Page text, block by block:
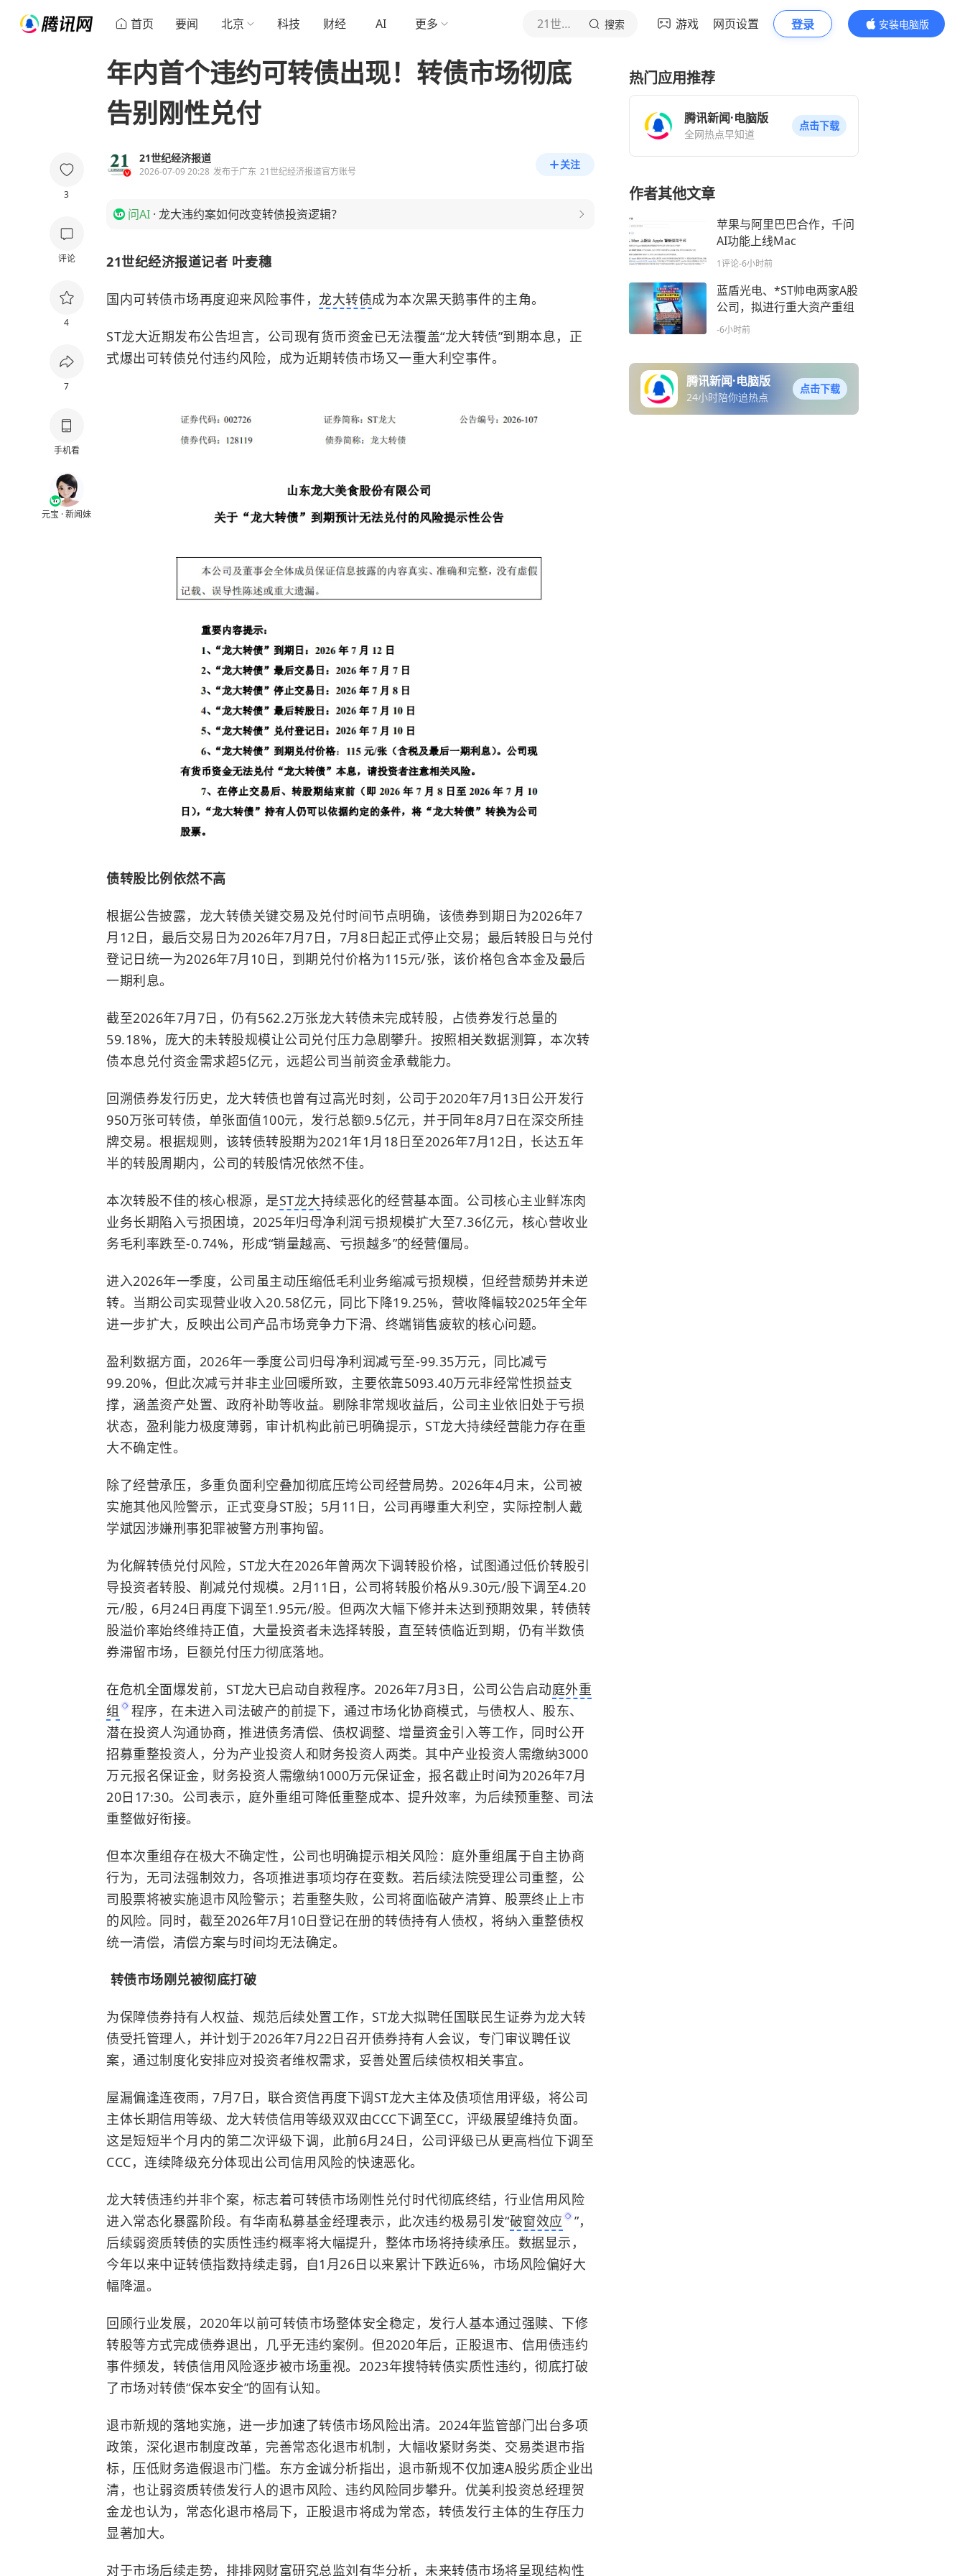
首页 要闻 北京 科技 财经 AI 更多 21世纪经济报道 搜索 游戏 网页设置 登录
安装电脑版
内容更精彩
3
评论
4
7
手机看
元宝 · 新闻妹
年内首个违约可转债出现！转债市场彻底
告别刚性兑付
21世纪经济报道
2026-07-09 20:28 发布于广东 21世纪经济报道官方账号
关注
问AI · 龙大违约案如何改变转债投资逻辑？
21世纪经济报道记者 叶麦穗
国内可转债市场再度迎来风险事件， 龙大转债成为本次黑天鹅事件的主角。
ST龙大近期发布公告坦言，公司现有货币资金已无法覆盖“龙大转债”到期本息，正
式爆出可转债兑付违约风险，成为近期转债市场又一重大利空事件。
债转股比例依然不高
根据公告披露，龙大转债关键交易及兑付时间节点明确，该债券到期日为2026年7
月12日，最后交易日为2026年7月7日，7月8日起正式停止交易；最后转股日与兑付
登记日统一为2026年7月10日，到期兑付价格为115元/张，该价格包含本金及最后
一期利息。
截至2026年7月7日，仍有562.2万张龙大转债未完成转股，占债券发行总量的
59.18%，庞大的未转股规模让公司兑付压力急剧攀升。按照相关数据测算，本次转
债本息兑付资金需求超5亿元，远超公司当前资金承载能力。
回溯债券发行历史，龙大转债也曾有过高光时刻，公司于2020年7月13日公开发行
950万张可转债，单张面值100元，发行总额9.5亿元，并于同年8月7日在深交所挂
牌交易。根据规则，该转债转股期为2021年1月18日至2026年7月12日，长达五年
半的转股周期内，公司的转股情况依然不佳。
本次转股不佳的核心根源，是ST龙大持续恶化的经营基本面。公司核心主业鲜冻肉
业务长期陷入亏损困境，2025年归母净利润亏损规模扩大至7.36亿元，核心营收业
务毛利率跌至-0.74%，形成“销量越高、亏损越多”的经营僵局。
进入2026年一季度，公司虽主动压缩低毛利业务缩减亏损规模，但经营颓势并未逆
转。当期公司实现营业收入20.58亿元，同比下降19.25%，营收降幅较2025年全年
进一步扩大，反映出公司产品市场竞争力下滑、终端销售疲软的核心问题。
盈利数据方面，2026年一季度公司归母净利润减亏至-99.35万元，同比减亏
99.20%，但此次减亏并非主业回暖所致，主要依靠5093.40万元非经常性损益支
撑，涵盖资产处置、政府补助等收益。剔除非常规收益后，公司主业依旧处于亏损
状态，盈利能力极度薄弱，审计机构此前已明确提示，ST龙大持续经营能力存在重
大不确定性。
除了经营承压，多重负面利空叠加彻底压垮公司经营局势。2026年4月末，公司被
实施其他风险警示，正式变身ST股；5月11日，公司再曝重大利空，实际控制人戴
学斌因涉嫌刑事犯罪被警方刑事拘留。
为化解转债兑付风险，ST龙大在2026年曾两次下调转股价格，试图通过低价转股引
导投资者转股、削减兑付规模。2月11日，公司将转股价格从9.30元/股下调至4.20
元/股，6月24日再度下调至1.95元/股。但两次大幅下修并未达到预期效果，转债转
股溢价率始终维持正值，大量投资者未选择转股，直至转债临近到期，仍有半数债
券滞留市场，巨额兑付压力彻底落地。
在危机全面爆发前，ST龙大已启动自救程序。2026年7月3日，公司公告启动庭外重
组
程序，在未进入司法破产的前提下，通过市场化协商模式，与债权人、股东、
潜在投资人沟通协商，推进债务清偿、债权调整、增量资金引入等工作，同时公开
招募重整投资人，分为产业投资人和财务投资人两类。其中产业投资人需缴纳3000
万元报名保证金，财务投资人需缴纳1000万元保证金，报名截止时间为2026年7月
20日17:30。公司表示，庭外重组可降低重整成本、提升效率，为后续预重整、司法
重整做好衔接。
但本次重组存在极大不确定性，公司也明确提示相关风险：庭外重组属于自主协商
行为，无司法强制效力，各项推进事项均存在变数。若后续法院受理公司重整，公
司股票将被实施退市风险警示；若重整失败，公司将面临破产清算、股票终止上市
的风险。同时，截至2026年7月10日登记在册的转债持有人债权，将纳入重整债权
统一清偿，清偿方案与时间均无法确定。
转债市场刚兑被彻底打破
为保障债券持有人权益、规范后续处置工作，ST龙大拟聘任国联民生证券为龙大转
债受托管理人，并计划于2026年7月22日召开债券持有人会议，专门审议聘任议
案，通过制度化安排应对投资者维权需求，妥善处置后续债权相关事宜。
屋漏偏逢连夜雨，7月7日，联合资信再度下调ST龙大主体及债项信用评级，将公司
主体长期信用等级、龙大转债信用等级双双由CCC下调至CC，评级展望维持负面。
这是短短半个月内的第二次评级下调，此前6月24日，公司评级已从更高档位下调至
CCC，连续降级充分体现出公司信用风险的快速恶化。
龙大转债违约并非个案，标志着可转债市场刚性兑付时代彻底终结，行业信用风险
进入常态化暴露阶段。有华南私募基金经理表示，此次违约极易引发“破窗效应
”，
后续弱资质转债的实质性违约概率将大幅提升，整体市场将持续承压。数据显示，
今年以来中证转债指数持续走弱，自1月26日以来累计下跌近6%，市场风险偏好大
幅降温。
回顾行业发展，2020年以前可转债市场整体安全稳定，发行人基本通过强赎、下修
转股等方式完成债券退出，几乎无违约案例。但2020年后，正股退市、信用债违约
事件频发，转债信用风险逐步被市场重视。2023年搜特转债实质性违约，彻底打破
了市场对转债“保本安全”的固有认知。
退市新规的落地实施，进一步加速了转债市场风险出清。2024年监管部门出台多项
政策，深化退市制度改革，完善常态化退市机制，大幅收紧财务类、交易类退市指
标，压低财务造假退市门槛。东方金诚分析指出，退市新规不仅加速A股劣质企业出
清，也让弱资质转债发行人的退市风险、违约风险同步攀升。优美利投资总经理贺
金龙也认为，常态化退市格局下，正股退市将成为常态，转债发行主体的生存压力
显著加大。
对于市场后续走势，排排网财富研究总监刘有华分析，未来转债市场将呈现结构性
热门应用推荐
腾讯新闻·电脑版
全网热点早知道
点击下载
作者其他文章
苹果与阿里巴巴合作，千问
AI功能上线Mac
1评论-6小时前
蓝盾光电、*ST帅电两家A股
公司，拟进行重大资产重组
-6小时前
腾讯新闻·电脑版
24小时陪你追热点
点击下载